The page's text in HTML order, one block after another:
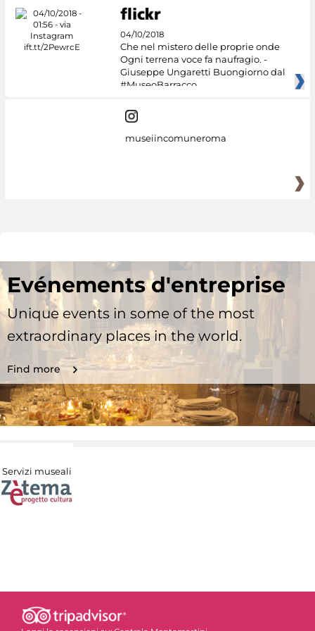
04/10/2018
Che nel mistero delle proprie onde
Ogni terrena voce fa naufragio. -
Giuseppe Ungaretti Buongiorno dal
#MuseoBarracco
museiincomuneroma
Evénements d'entreprise
Unique events in some of the most
extraordinary places in the world.
Find more
Servizi museali